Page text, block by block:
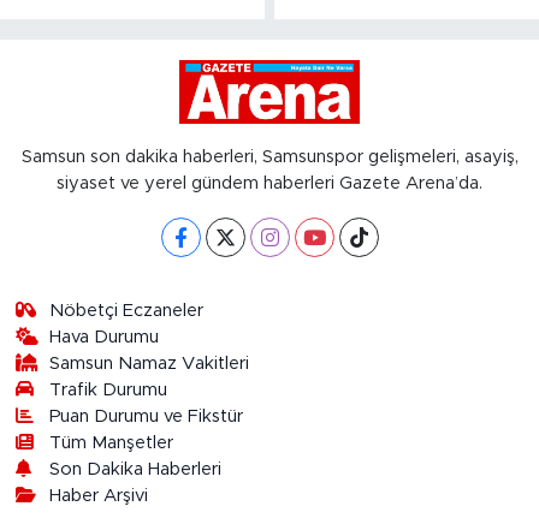
Samsun son dakika haberleri, Samsunspor gelişmeleri, asayiş,
siyaset ve yerel gündem haberleri Gazete Arena’da.
Nöbetçi Eczaneler
Hava Durumu
Samsun Namaz Vakitleri
Trafik Durumu
Puan Durumu ve Fikstür
Tüm Manşetler
Son Dakika Haberleri
Haber Arşivi